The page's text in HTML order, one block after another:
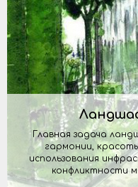
Главная задача
гармонии,
использования
конфликтности